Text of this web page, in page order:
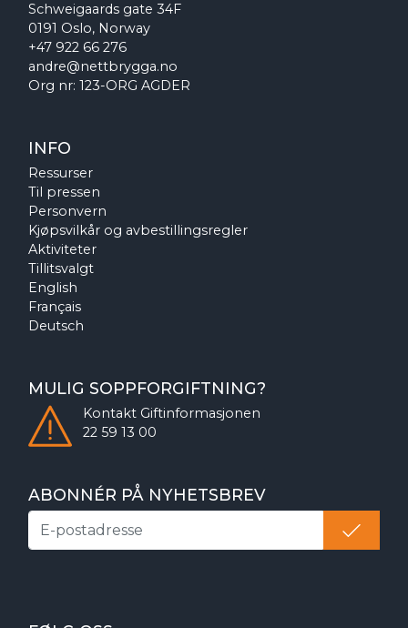
Schweigaards gate 34F
0191 Oslo, Norway
+47 922 66 276
andre@nettbrygga.no
Org nr: 123-ORG AGDER
INFO
Ressurser
Til pressen
Personvern
Kjøpsvilkår og avbestillingsregler
Aktiviteter
Tillitsvalgt
English
Français
Deutsch
MULIG SOPPFORGIFTNING?
Kontakt Giftinformasjonen
22 59 13 00
ABONNÉR PÅ NYHETSBREV